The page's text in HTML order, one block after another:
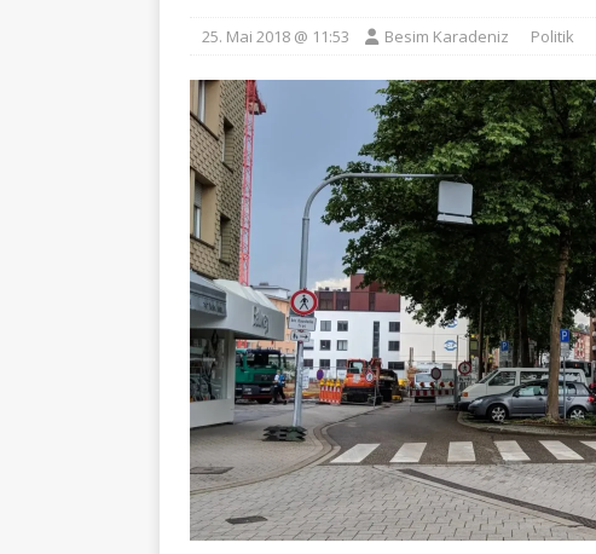
25. Mai 2018 @ 11:53 Besim Karadeniz Politik